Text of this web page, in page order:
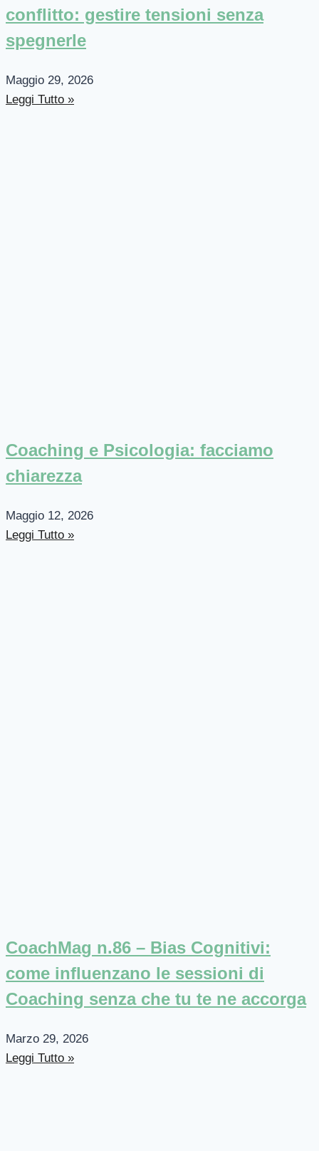
conflitto: gestire tensioni senza
spegnerle
Maggio 29, 2026
Leggi Tutto »
Coaching e Psicologia: facciamo
chiarezza
Maggio 12, 2026
Leggi Tutto »
CoachMag n.86 – Bias Cognitivi:
come influenzano le sessioni di
Coaching senza che tu te ne accorga
Marzo 29, 2026
Leggi Tutto »